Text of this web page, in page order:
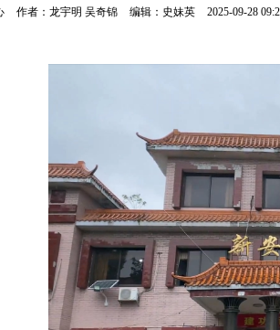
作者：龙宇明 吴奇锦 编辑：史妹英 2025-09-28